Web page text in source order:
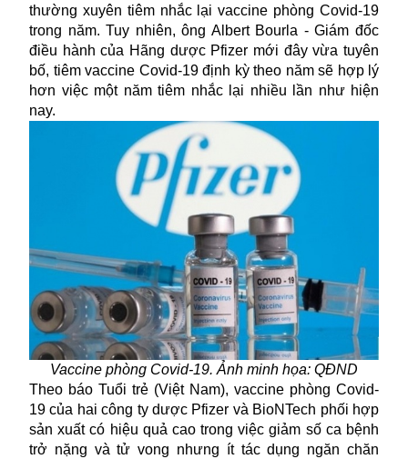
thường xuyên tiêm nhắc lại vaccine phòng Covid-19
trong năm. Tuy nhiên, ông Albert Bourla - Giám đốc
điều hành của Hãng dược Pfizer mới đây vừa tuyên
bố, tiêm vaccine Covid-19 định kỳ theo năm sẽ hợp lý
hơn việc một năm tiêm nhắc lại nhiều lần như hiện
nay.
Vaccine phòng Covid-19. Ảnh minh họa: QĐND
Theo báo Tuổi trẻ (Việt Nam), vaccine phòng Covid-
19 của hai công ty dược Pfizer và BioNTech phối hợp
sản xuất có hiệu quả cao trong việc giảm số ca bệnh
trở nặng và tử vong nhưng ít tác dụng ngăn chăn